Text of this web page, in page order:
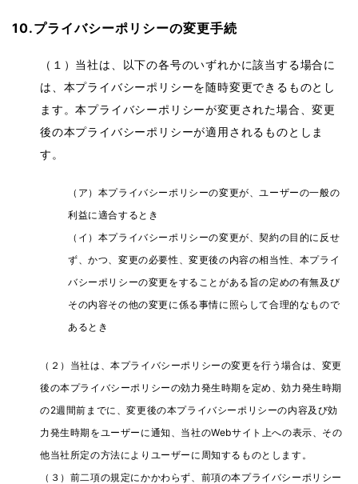
10.プライバシーポリシーの変更手続
（１）当社は、以下の各号のいずれかに該当する場合に
は、本プライバシーポリシーを随時変更できるものとし
ます。本プライバシーポリシーが変更された場合、変更
後の本プライバシーポリシーが適用されるものとしま
す。
（ア）本プライバシーポリシーの変更が、ユーザーの一般の
利益に適合するとき
（イ）本プライバシーポリシーの変更が、契約の目的に反せ
ず、かつ、変更の必要性、変更後の内容の相当性、本プライ
バシーポリシーの変更をすることがある旨の定めの有無及び
その内容その他の変更に係る事情に照らして合理的なもので
あるとき
（２）当社は、本プライバシーポリシーの変更を行う場合は、変更
後の本プライバシーポリシーの効力発生時期を定め、効力発生時期
の2週間前までに、変更後の本プライバシーポリシーの内容及び効
力発生時期をユーザーに通知、当社のWebサイト上への表示、その
他当社所定の方法によりユーザーに周知するものとします。
（３）前二項の規定にかかわらず、前項の本プライバシーポリシー